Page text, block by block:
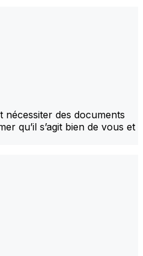
des documents
qu’il s’agit bien de vous et